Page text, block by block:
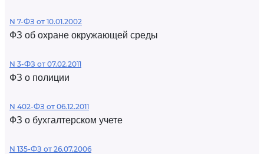
N 7-ФЗ от 10.01.2002
ФЗ об охране окружающей среды
N 3-ФЗ от 07.02.2011
ФЗ о полиции
N 402-ФЗ от 06.12.2011
ФЗ о бухгалтерском учете
N 135-ФЗ от 26.07.2006